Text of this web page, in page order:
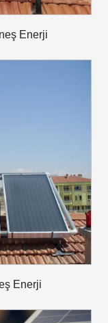
Enerji
Enerji